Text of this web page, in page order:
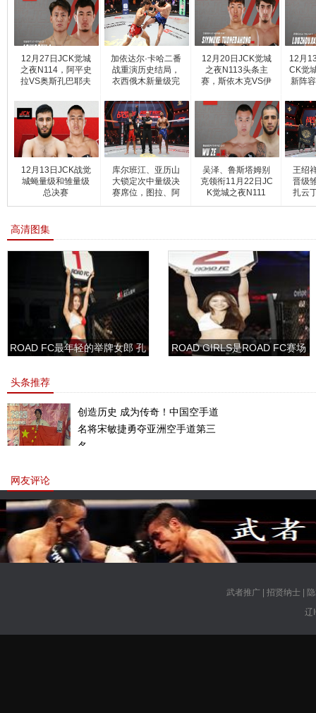
12月27日JCK觉城
之夜N114，阿平史
拉VS奥斯孔巴耶夫
加依达尔·卡哈二番
战重演历史结局，
衣西俄木新量级完
12月20日JCK觉城
之夜N113头条主
赛，斯依木克VS伊
12月
CK觉
新阵
12月13日JCK战觉
城蝇量级和雏量级
总决赛
库尔班江、亚历山
大锁定次中量级决
赛席位，图拉、阿
曼
吴泽、鲁斯塔姆别
克领衔11月22日JC
K觉城之夜N111
王绍
晋级
扎云
高清图集
ROAD FC最年轻的举牌女郎 孔
ROAD GIRLS是ROAD FC赛场
头条推荐
创造历史 成为传奇！中国空手道
名将宋敏捷勇夺亚洲空手道第三
名。
网友评论
武者推广| 招贤纳士|
辽